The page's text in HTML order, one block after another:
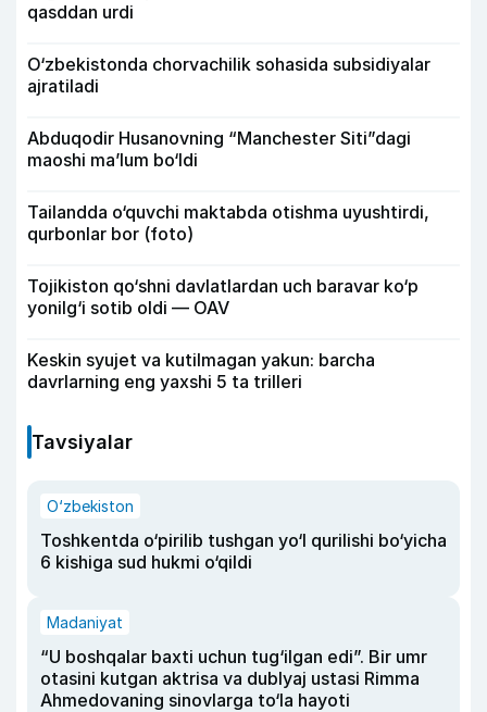
qasddan urdi
O‘zbekistonda chorvachilik sohasida subsidiyalar
ajratiladi
Abduqodir Husanovning “Manchester Siti”dagi
maoshi ma’lum bo‘ldi
Tailandda o‘quvchi maktabda otishma uyushtirdi,
qurbonlar bor (foto)
Tojikiston qo‘shni davlatlardan uch baravar ko‘p
yonilg‘i sotib oldi — OAV
Keskin syujet va kutilmagan yakun: barcha
davrlarning eng yaxshi 5 ta trilleri
Tavsiyalar
O‘zbekiston
Toshkentda o‘pirilib tushgan yo‘l qurilishi bo‘yicha
6 kishiga sud hukmi o‘qildi
Madaniyat
“U boshqalar baxti uchun tug‘ilgan edi”. Bir umr
otasini kutgan aktrisa va dublyaj ustasi Rimma
Ahmedovaning sinovlarga to‘la hayoti